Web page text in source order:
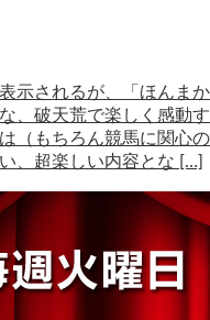
示されるが、「ほんまか
、破天荒で楽しく感動す
（もちろん競馬に関心の
、超楽しい内容とな […]